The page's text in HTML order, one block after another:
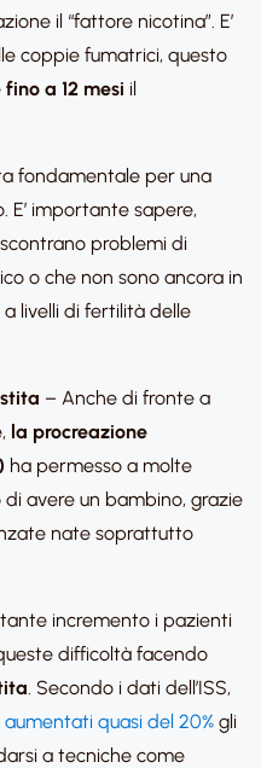
il “fattore nicotina”. E’
coppie fumatrici, questo
fino a 12 mesi il
fondamentale per una
E’ importante sapere,
problemi di
o che non sono ancora in
livelli di fertilità delle
– Anche di fronte a
la procreazione
ha permesso a molte
avere un bambino, grazie
nate soprattutto
incremento i pazienti
difficoltà facendo
. Secondo i dati dell’ISS,
aumentati quasi del 20% gli
a tecniche come